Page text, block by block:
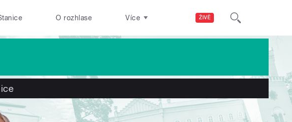
ŽIVĚ
O rozhlase Více